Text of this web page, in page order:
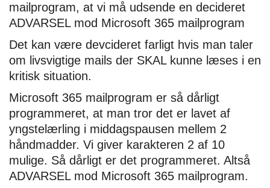
mailprogram, at vi må udsende en decideret
ADVARSEL mod Microsoft 365 mailprogram
Det kan være devcideret farligt hvis man taler
om livsvigtige mails der SKAL kunne læses i en
kritisk situation.
Microsoft 365 mailprogram er så dårligt
programmeret, at man tror det er lavet af
yngstelærling i middagspausen mellem 2
håndmadder. Vi giver karakteren 2 af 10
mulige. Så dårligt er det programmeret. Altså
ADVARSEL mod Microsoft 365 mailprogram.